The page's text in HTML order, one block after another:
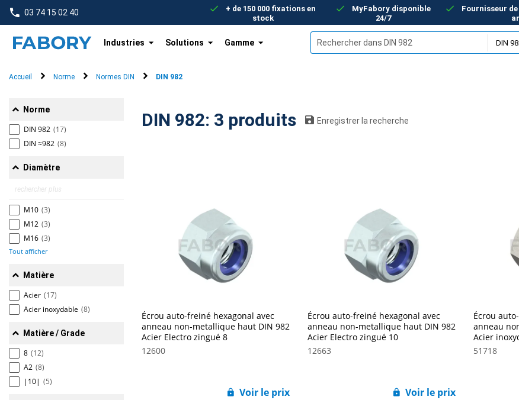
text.skipToContent
text.skipToNavigation
03 74 15 02 40
+ de 150 000 fixations en
stock
MyFabory disponible
24/7
Fournisseur
Industries Solutions Gamme
Accueil Norme Normes DIN DIN 982
Norme
DIN 982 (17)
DIN ≈982 (8)
Diamètre
M10 (3)
M12 (3)
M16 (3)
Tout afficher
Matière
Acier (17)
Acier inoxydable (8)
Matière / Grade
8 (12)
A2 (8)
|10| (5)
DIN 982: 3 produits Enregistrer la recherche
Écrou auto-freiné hexagonal avec
anneau non-metallique haut DIN 982
Acier Electro zingué 8
12600
Voir le prix
Écrou auto-freiné hexagonal avec
anneau non-metallique haut DIN 982
Acier Electro zingué 10
12663
Voir le prix
Écrou
anneau
Acier
51718